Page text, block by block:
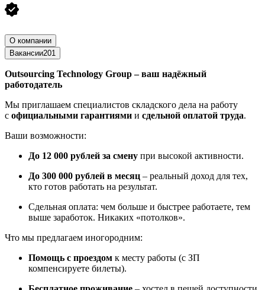
О компании
Вакансии201
Outsourcing Technology Group – ваш надёжный
работодатель
Мы приглашаем специалистов складского дела на работу
с официальными гарантиями и сдельной оплатой труда.
Ваши возможности:
До 12 000 рублей за смену при высокой активности.
До 300 000 рублей в месяц – реальный доход для тех,
кто готов работать на результат.
Сдельная оплата: чем больше и быстрее работаете, тем
выше заработок. Никаких «потолков».
Что мы предлагаем иногородним:
Помощь с проездом к месту работы (с ЗП
компенсируете билеты).